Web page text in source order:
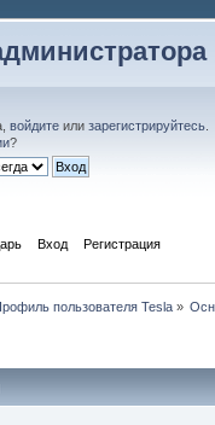
войдите или зарегистрируйтесь
?
Вход Регистрация
пользователя Tesla»